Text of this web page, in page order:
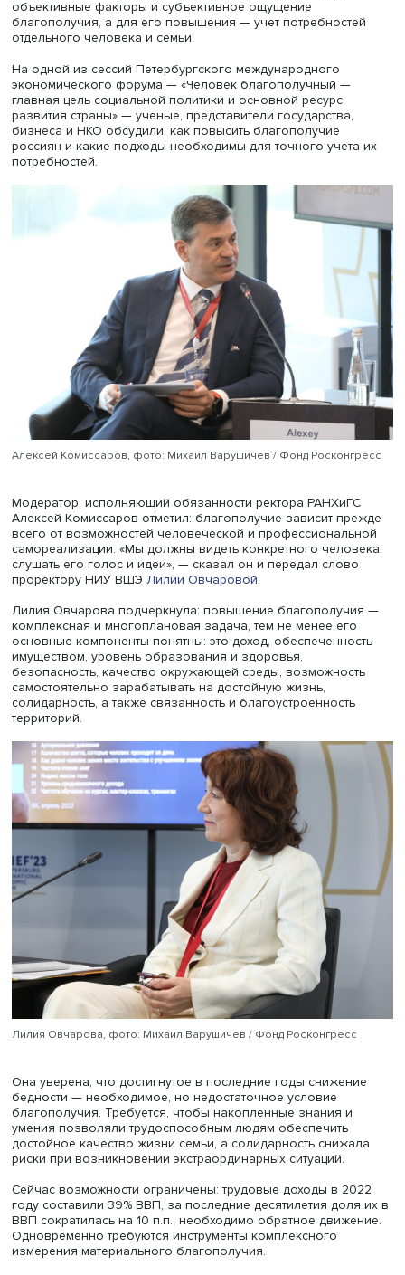
повышение благополучия человека и семьи, которое
складывается из многих компонентов, в том числе
положения дел в стране и во многом — качества
числе уровня доходов. Для определения уровня
необходим комплексный подход, учитывающий многие
объективные факторы и субъективное ощущение
благополучия, а для его повышения — учет
отдельного человека и семьи.
На одной из сессий Петербургского международного
экономического форума — «Человек благополучный —
главная цель социальной политики и основной ресурс
развития страны» — ученые, представители
бизнеса и НКО обсудили, как повысить благополучие
россиян и какие подходы необходимы для точного
потребностей.
Алексей Комиссаров, фото: Михаил Варушичев / Фонд
Модератор, исполняющий обязанности ректора
Алексей Комиссаров отметил: благополучие зависит
всего от возможностей человеческой и
самореализации. «Мы должны видеть конкретного
слушать его голос и идеи», — сказал он и передал
проректору НИУ ВШЭ Лилии Овчаровой
Лилия Овчарова подчеркнула: повышение
комплексная и многоплановая задача, тем не менее
основные компоненты понятны: это доход,
имуществом, уровень образования и здоровья,
безопасность, качество окружающей среды,
самостоятельно зарабатывать на достойную жизнь,
солидарность, а также связанность и